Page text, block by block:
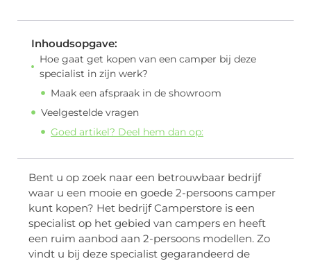
Inhoudsopgave:
Hoe gaat get kopen van een camper bij deze
specialist in zijn werk?
Maak een afspraak in de showroom
Veelgestelde vragen
Goed artikel? Deel hem dan op:
Bent u op zoek naar een betrouwbaar bedrijf
waar u een mooie en goede 2-persoons camper
kunt kopen? Het bedrijf Camperstore is een
specialist op het gebied van campers en heeft
een ruim aanbod aan 2-persoons modellen. Zo
vindt u bij deze specialist gegarandeerd de